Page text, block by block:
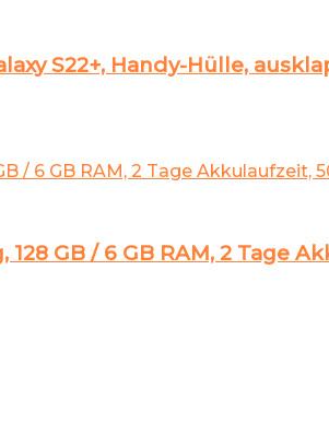
S22+, Handy-Hülle,
GB / 6 GB RAM, 2 Tage